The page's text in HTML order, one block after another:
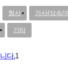
형사 가사(상속/
기타
다.1